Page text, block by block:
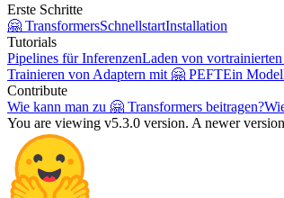
Erste Schritte
🤗 TransformersSchnellstartInstallation
Tutorials
Pipelines für InferenzenLaden von
Trainieren von Adaptern mit 🤗 PEFTEin
Contribute
Wie kann man zu 🤗 Transformers beitragen?
You are viewing v5.3.0 version. A newer version